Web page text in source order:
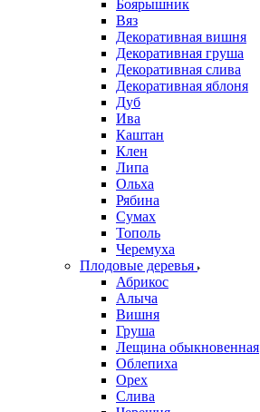
Боярышник
Вяз
Декоративная вишня
Декоративная груша
Декоративная слива
Декоративная яблоня
Дуб
Ива
Каштан
Клен
Липа
Ольха
Рябина
Сумах
Тополь
Черемуха
Плодовые деревья
Абрикос
Алыча
Вишня
Груша
Лещина обыкновенная
Облепиха
Орех
Слива